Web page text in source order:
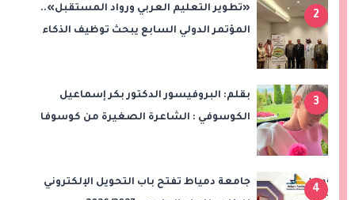
2
«تطوير التعليم العربي ورواد المستقبل»..
المؤتمر الدولي السابع يبحث توظيف الذكاء
3
بقلم: البروفيسور الدكتور بكر إسماعيل
الكوسوفي : الشاعرة الصغيرة من كوسوفا
4
جامعة دمياط تفتح باب التحويل الإلكتروني